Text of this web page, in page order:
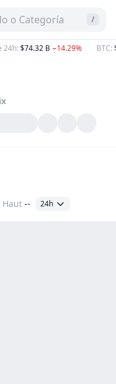
o Categoría /
24h: $74.32 B −14.29% BTC:
Haut -- 24h